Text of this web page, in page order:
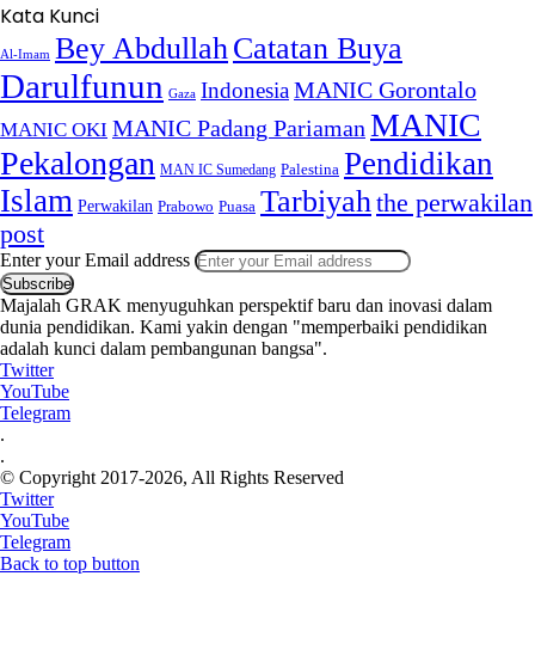
Kata Kunci
Al-Imam Bey AbdullahCatatan Buya
Darulfunun Gaza IndonesiaMANIC Gorontalo
MANIC OKI MANIC Padang Pariaman MANIC
Pekalongan MAN IC Sumedang Palestina Pendidikan
Islam Perwakilan Prabowo Puasa Tarbiyahthe perwakilan
post
Enter your Email address
Majalah GRAK menyuguhkan perspektif baru dan inovasi dalam
dunia pendidikan. Kami yakin dengan "memperbaiki pendidikan
adalah kunci dalam pembangunan bangsa".
Twitter
YouTube
Telegram
.
.
© Copyright 2017-2026, All Rights Reserved
Twitter
YouTube
Telegram
Back to top button